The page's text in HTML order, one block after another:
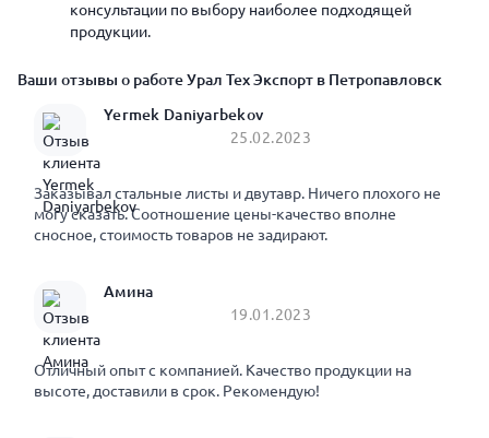
консультации по выбору наиболее подходящей
продукции.
Ваши отзывы о работе Урал Тех Экспорт в Петропавловск
Yermek Daniyarbekov
25.02.2023
Заказывал стальные листы и двутавр. Ничего плохого не
могу сказать. Соотношение цены-качество вполне
сносное, стоимость товаров не задирают.
Амина
19.01.2023
Отличный опыт с компанией. Качество продукции на
высоте, доставили в срок. Рекомендую!